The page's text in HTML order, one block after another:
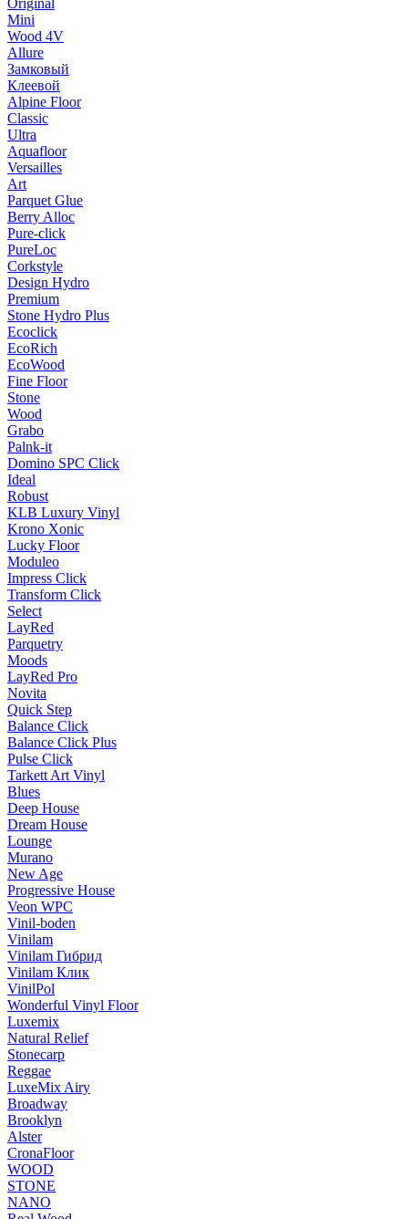
Original
Mini
Wood 4V
Allure
Замковый
Клеевой
Alpine Floor
Classic
Ultra
Aquafloor
Versailles
Art
Parquet Glue
Berry Alloc
Pure-click
PureLoc
Corkstyle
Design Hydro
Premium
Stone Hydro Plus
Ecoclick
EcoRich
EcoWood
Fine Floor
Stone
Wood
Grabo
Palnk-it
Domino SPC Click
Ideal
Robust
KLB Luxury Vinyl
Krono Xonic
Lucky Floor
Moduleo
Impress Click
Transform Click
Select
LayRed
Parquetry
Moods
LayRed Pro
Novita
Quick Step
Balance Click
Balance Click Plus
Pulse Click
Tarkett Art Vinyl
Blues
Deep House
Dream House
Lounge
Murano
New Age
Progressive House
Veon WPC
Vinil-boden
Vinilam
Vinilam Гибрид
Vinilam Клик
VinilPol
Wonderful Vinyl Floor
Luxemix
Natural Relief
Stonecarp
Reggae
LuxeMix Airy
Broadway
Brooklyn
Alster
CronaFloor
WOOD
STONE
NANO